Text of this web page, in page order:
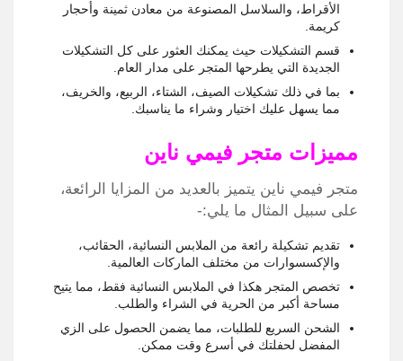
الأقراط، والسلاسل المصنوعة من معادن ثمينة وأحجار
كريمة.
قسم التشكيلات حيث يمكنك العثور على كل التشكيلات
الجديدة التي يطرحها المتجر على مدار العام.
بما في ذلك تشكيلات الصيف، الشتاء، الربيع، والخريف،
مما يسهل عليك اختيار وشراء ما يناسبك.
مميزات متجر فيمي ناين
متجر فيمي ناين يتميز بالعديد من المزايا الرائعة،
على سبيل المثال ما يلي:-
تقديم تشكيلة رائعة من الملابس النسائية، الحقائب،
والإكسسوارات من مختلف الماركات العالمية.
تخصص المتجر هكذا في الملابس النسائية فقط، مما يتيح
مساحة أكبر من الحرية في الشراء والطلب.
الشحن السريع للطلبات، مما يضمن الحصول على الزي
المفضل لحفلتك في أسرع وقت ممكن.